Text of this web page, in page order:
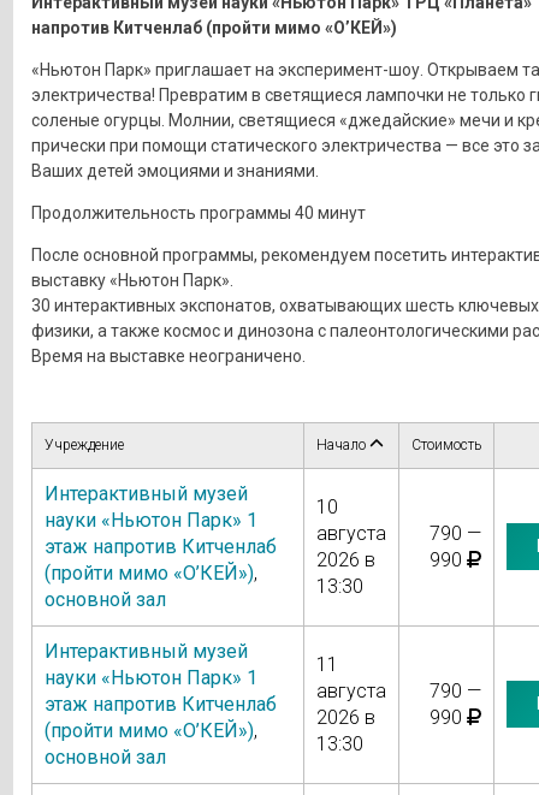
напротив Китченлаб (пройти мимо «О’КЕЙ»)
«Ньютон Парк» приглашает на эксперимент-шоу. Открываем
электричества! Превратим в светящиеся лампочки не только
соленые огурцы. Молнии, светящиеся «джедайские» мечи и
прически при помощи статического электричества — все это
Ваших детей эмоциями и знаниями.
Продолжительность программы 40 минут
После основной программы, рекомендуем посетить
выставку «Ньютон Парк».
30 интерактивных экспонатов, охватывающих шесть
физики, а также космос и динозона с палеонтологическими
Время на выставке неограничено.
Учреждение Начало Стоимость
Интерактивный музей
науки «Ньютон Парк» 1
этаж напротив Китченлаб
(пройти мимо «О’КЕЙ»),
основной зал
10
августа
2026 в
13:30
790 —
990
Интерактивный музей
науки «Ньютон Парк» 1
этаж напротив Китченлаб
(пройти мимо «О’КЕЙ»),
основной зал
11
августа
2026 в
13:30
790 —
990